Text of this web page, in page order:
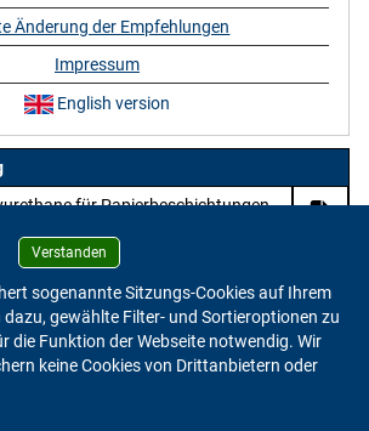
für Papierbeschichtungen
Änderung der Empfehlungen
Impressum
English version
Verstanden
sogenannte Sitzungs-Cookies auf Ihrem
dazu, gewählte Filter- und Sortieroptionen zu
die Funktion der Webseite notwendig. Wir
keine Cookies von Drittanbietern oder